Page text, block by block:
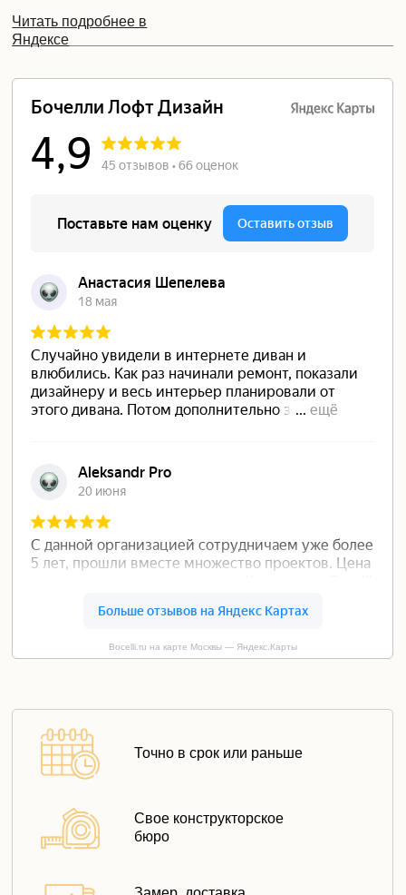
Читать подробнее в
Яндексе
Bocelli.ru на карте Москвы — Яндекс.Карты
Свое конструкторское
бюро
Точно в срок или раньше